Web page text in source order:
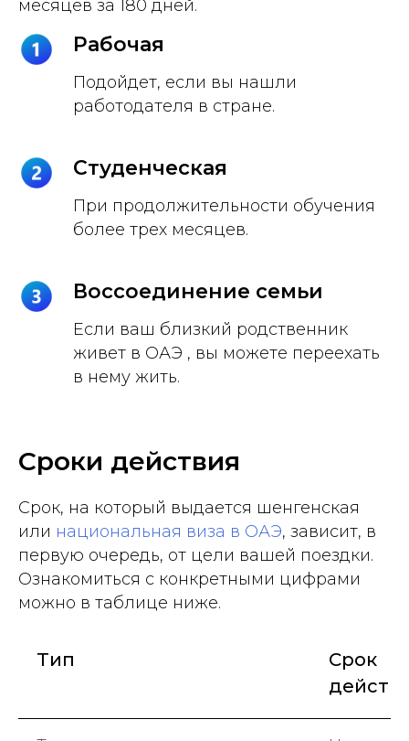
месяцев за 180 дней.
Рабочая
Подойдет, если вы нашли
работодателя в стране.
Студенческая
При продолжительности обучения
более трех месяцев.
Воссоединение семьи
Если ваш близкий родственник
живет в ОАЭ , вы можете переехать
в нему жить.
Сроки действия
Срок, на который выдается шенгенская
или национальная виза в ОАЭ, зависит, в
первую очередь, от цели вашей поездки.
Ознакомиться с конкретными цифрами
можно в таблице ниже.
Тип
Срок